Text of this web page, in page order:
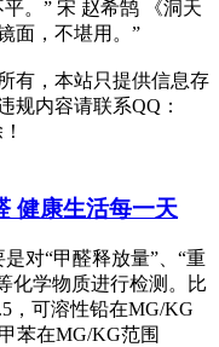
。” 宋 赵希鹄 《洞天
面，不堪用。”
有，本站只提供信息存
规内容请联系QQ：
健康生活每一天
对“甲醛释放量”、“重
化学物质进行检测。比
，可溶性铅在MG/KG
苯在MG/KG范围